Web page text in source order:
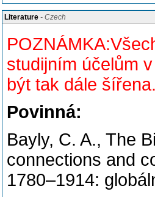
Literature - Czech
studijním účelům
být tak dále šířena.
Povinná:
Bayly, C. A., The
connections and
1780–1914: